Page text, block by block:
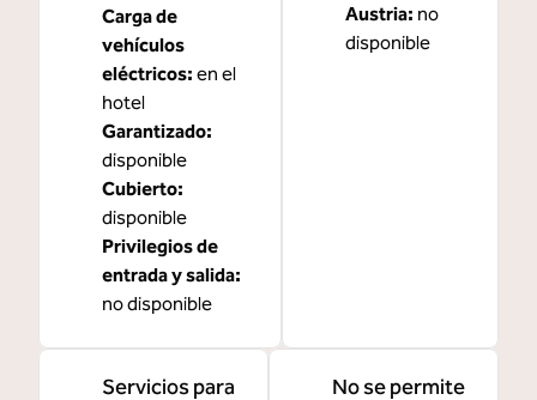
Carga de
vehículos
eléctricos: en el
hotel
Garantizado:
disponible
Cubierto:
disponible
Privilegios de
entrada y salida:
no disponible
Austria: no
disponible
Servicios para No se permite